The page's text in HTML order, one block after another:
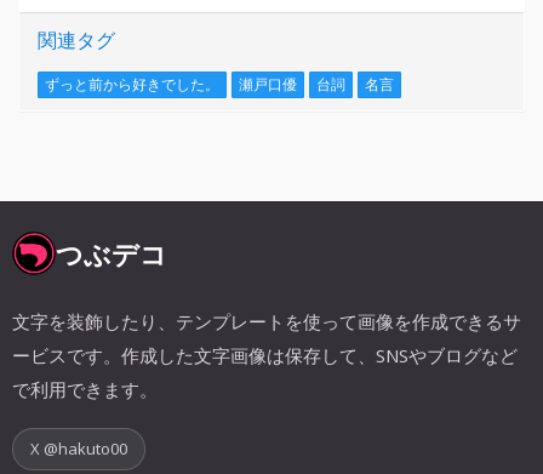
関連タグ
ずっと前から好きでした。 瀬戸口優 台詞 名言
つぶデコ
文字を装飾したり、テンプレートを使って画像を作成できるサ
ービスです。作成した文字画像は保存して、SNSやブログなど
で利用できます。
X @hakuto00